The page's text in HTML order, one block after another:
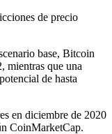
de precio
base, Bitcoin
mientras que una
de hasta
en diciembre de 2020
CoinMarketCap.